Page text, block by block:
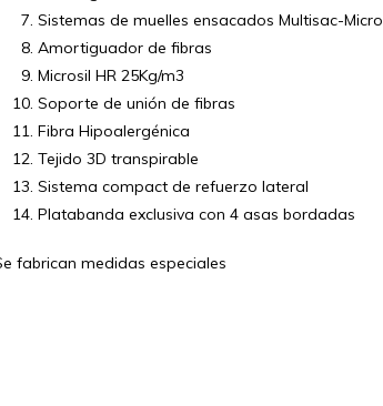
Sistemas de muelles ensacados Multisac-Micro
Amortiguador de fibras
Microsil HR 25Kg/m3
Soporte de unión de fibras
Fibra Hipoalergénica
Tejido 3D transpirable
Sistema compact de refuerzo lateral
Platabanda exclusiva con 4 asas bordadas
fabrican medidas especiales